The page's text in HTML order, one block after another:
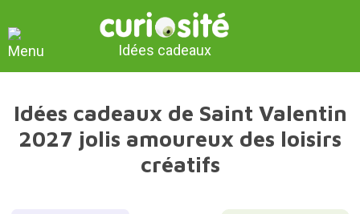
Idées cadeaux
Idées cadeaux de Saint Valentin
2027 jolis amoureux des loisirs
créatifs